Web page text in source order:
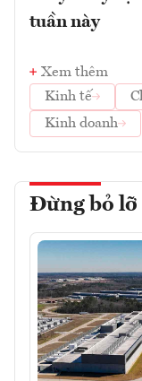
tuần này
Xem thêm
Kinh tế
Kinh doanh
Đừng bỏ lỡ